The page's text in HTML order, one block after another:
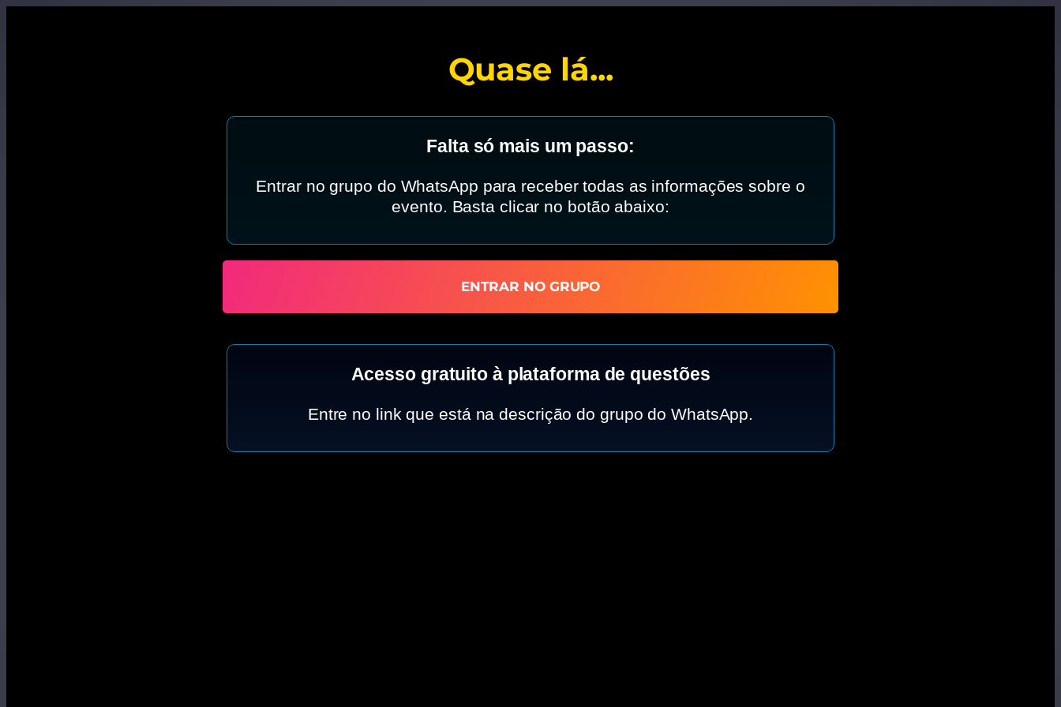
Quase lá...
Falta só mais um passo:
Entrar no grupo do WhatsApp para receber todas as informações sobre o
evento. Basta clicar no botão abaixo:
ENTRAR NO GRUPO
Acesso gratuito à plataforma de questões
Entre no link que está na descrição do grupo do WhatsApp.